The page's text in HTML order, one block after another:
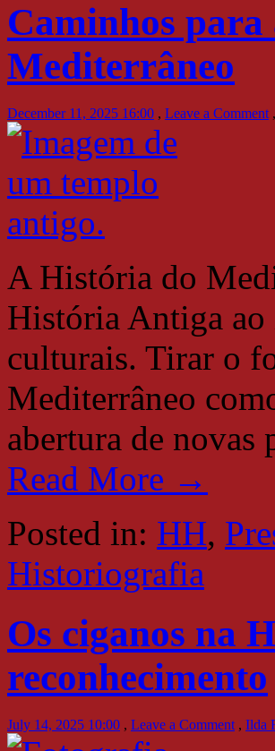
Caminhos
Mediterrâneo
December 11, 2025 16:00 , Leave a Comment ,
A História do
História Antiga ao
culturais. Tirar o
Mediterrâneo
abertura de novas
Read More →
Posted in: HH,
Historiografia
Os ciganos na
reconhecimento
July 14, 2025 10:00 , Leave a Comment , Ilda